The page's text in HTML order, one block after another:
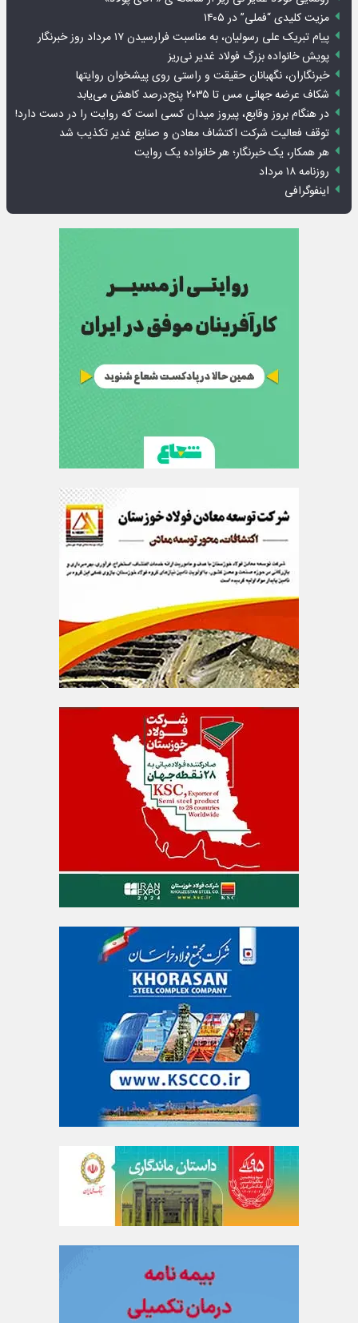
مزیت کلیدی “فملی” در ۱۴۰۵
پیام تبریک علی رسولیان، به مناسبت فرارسیدن ۱۷ مرداد روز خبرنگار
پویش خانواده بزرگ فولاد غدیر نی‌ریز
خبرنگاران، نگهبانان حقیقت و راستی روی پیشخوان روایت­ها
شکاف عرضه جهانی مس تا ۲۰۳۵ پنج‌درصد کاهش می‌یابد
در هنگام بروز وقایع، پیروز میدان کسی است که روایت را در دست دارد!
توقف فعالیت شرکت اکتشاف معادن و صنایع غدیر تکذیب شد
هر همکار، یک خبرنگار؛ هر خانواده یک روایت
روزنامه ۱۸ مرداد
اینفوگرافی